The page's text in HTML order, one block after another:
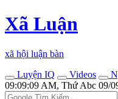
Xã Luận
xã hội luận bàn
Luyện IQ
Videos
09:09:09 AM, Thứ Abc 09/